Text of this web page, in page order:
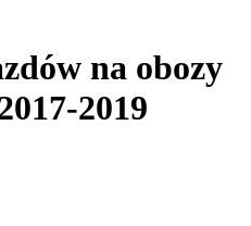
na obozy
2019